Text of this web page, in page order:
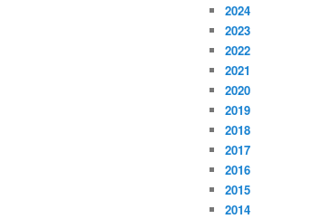
2024
2023
2022
2021
2020
2019
2018
2017
2016
2015
2014